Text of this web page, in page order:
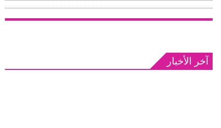
آخر الأخبار